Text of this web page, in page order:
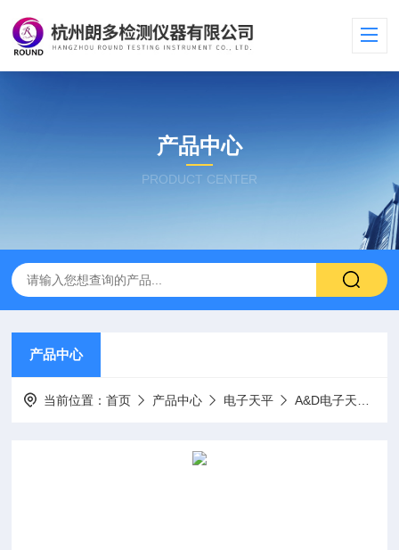
产品中心
PRODUCT CENTER
产品中心
当前位置：首页 产品中心 电子天平 A&D电子天平